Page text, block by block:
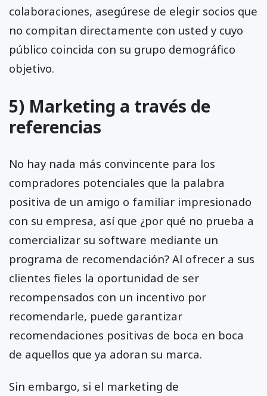
colaboraciones, asegúrese de elegir socios que
no compitan directamente con usted y cuyo
público coincida con su grupo demográfico
objetivo.
5) Marketing a través de
referencias
No hay nada más convincente para los
compradores potenciales que la palabra
positiva de un amigo o familiar impresionado
con su empresa, así que ¿por qué no prueba a
comercializar su software mediante un
programa de recomendación? Al ofrecer a sus
clientes fieles la oportunidad de ser
recompensados con un incentivo por
recomendarle, puede garantizar
recomendaciones positivas de boca en boca
de aquellos que ya adoran su marca.
Sin embargo, si el marketing de